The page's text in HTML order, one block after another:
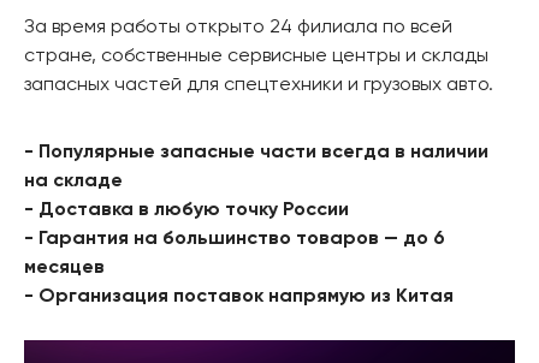
За время работы открыто 24 филиала по всей
стране, собственные сервисные центры и склады
запасных частей для спецтехники и грузовых авто.
- Популярные запасные части всегда в наличии
на складе
- Доставка в любую точку России
- Гарантия на большинство товаров — до 6
месяцев
- Организация поставок напрямую из Китая